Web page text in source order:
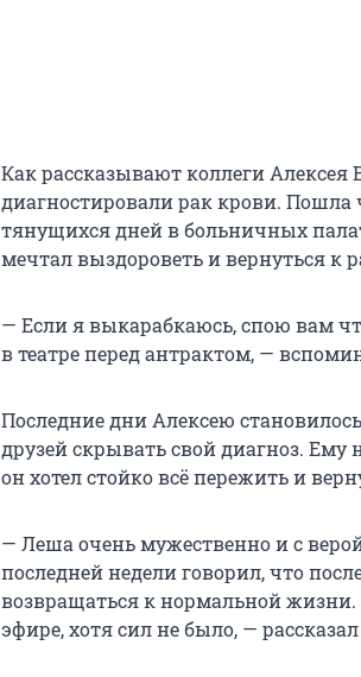
Как рассказывают коллеги Алексея
диагностировали рак крови.
тянущихся дней в больничных
мечтал выздороветь и вернуться к
— Если я выкарабкаюсь, спою вам
в театре перед антрактом, —
Последние дни Алексею
друзей скрывать свой диагноз.
он хотел стойко всё пережить и
— Леша очень мужественно и с
последней недели говорил, что
возвращаться к нормальной жизни.
эфире, хотя сил не было, —